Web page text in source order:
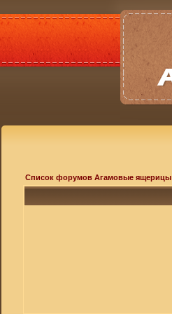
Список форумов Агамовые ящерицы